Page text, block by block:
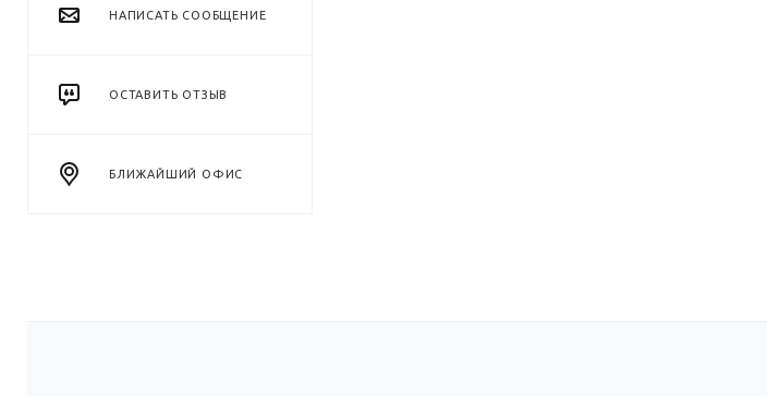
НАПИСАТЬ СООБЩЕНИЕ
ОСТАВИТЬ ОТЗЫВ
БЛИЖАЙШИЙ ОФИС